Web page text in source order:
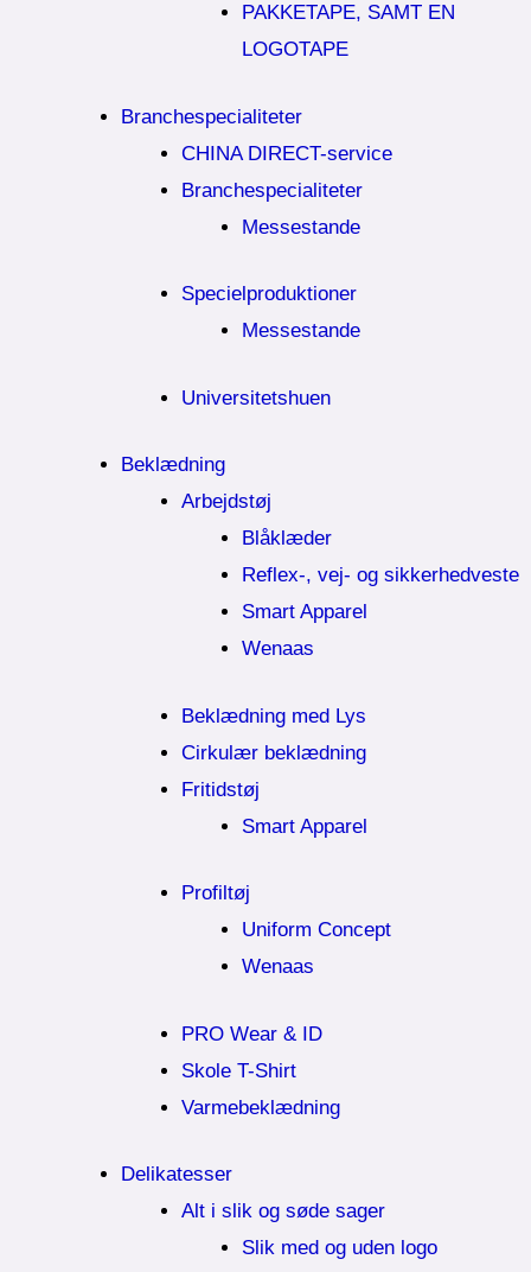
PAKKETAPE, SAMT EN
LOGOTAPE
Branchespecialiteter
CHINA DIRECT-service
Branchespecialiteter
Messestande
Specielproduktioner
Messestande
Universitetshuen
Beklædning
Arbejdstøj
Blåklæder
Reflex-, vej- og sikkerhedveste
Smart Apparel
Wenaas
Beklædning med Lys
Cirkulær beklædning
Fritidstøj
Smart Apparel
Profiltøj
Uniform Concept
Wenaas
PRO Wear & ID
Skole T-Shirt
Varmebeklædning
Delikatesser
Alt i slik og søde sager
Slik med og uden logo